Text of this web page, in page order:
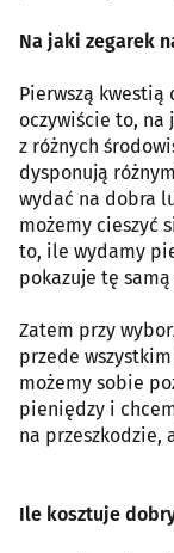
Na jaki zegarek
Pierwszą
oczywiście to, na
z różnych
dysponują
wydać na dobra
możemy cieszyć
to, ile wydamy
pokazuje tę
Zatem przy
przede
możemy sobie
pieniędzy i
na przeszkodzie,
Ile kosztuje